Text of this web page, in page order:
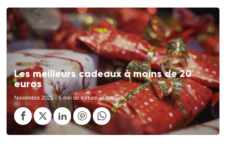
Les meilleurs cadeaux à moins de 20
euros
Novembre 2021- 5 min de lecture - Loïs Telli